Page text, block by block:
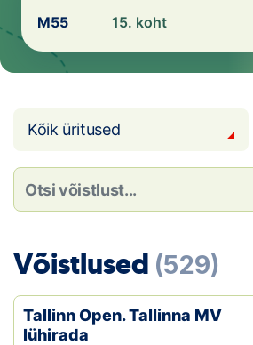
EOL
Galerii
Dokumendid
M55 15. koht
Kõik üritused
Võistlused (529)
Tallinn Open. Tallinna MV
lühirada